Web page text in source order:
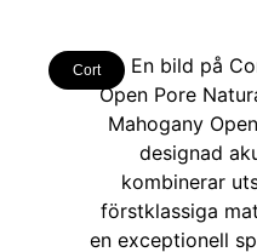
Cort